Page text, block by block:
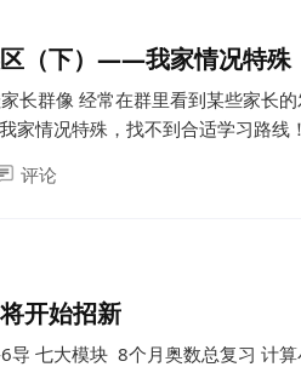
（下）——我家情况特殊
长群像 经常在群里看到某些家长
家情况特殊，找不到合适学习路
评论
开始招新
导 七大模块 8个月奥数总复习 计